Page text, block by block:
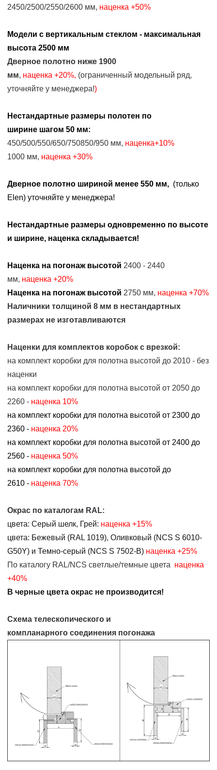
2450/2500/2550/2600 мм, наценка +50%
Модели с вертикальным стеклом - максимальная
высота 2500 мм
Дверное полотно ниже 1900
мм, наценка +20%, (ограниченный модельный ряд,
уточняйте у менеджера!)
Нестандартные размеры полотен по
ширине шагом 50 мм:
450/500/550/650/750850/950 мм, наценка+10%
1000 мм, наценка +30%
Дверное полотно шириной менее 550 мм, (только
Elen) уточняйте у менеджера!
Нестандартные размеры одновременно по высоте
и ширине, наценка складывается!
Наценка на погонаж высотой 2400 - 2440
мм, наценка +20%
Наценка на погонаж высотой 2750 мм, наценка +70%
Наличники толщиной 8 мм в нестандартных
размерах не изготавливаются
Наценки для комплектов коробок с врезкой:
на комплект коробки для полотна высотой до 2010 - без
наценки
на комплект коробки для полотна высотой от 2050 до
2260 - наценка 10%
на комплект коробки для полотна высотой от 2300 до
2360 - наценка 20%
на комплект коробки для полотна высотой от 2400 до
2560 - наценка 50%
на комплект коробки для полотна высотой до
2610 - наценка 70%
Окрас по каталогам RAL:
цвета: Серый шелк, Грей: наценка +15%
цвета: Бежевый (RAL 1019), Оливковый (NCS S 6010-
G50Y) и Темно-серый (NCS S 7502-B) наценка +25%
По каталогу RAL/NCS светлые/темные цвета наценка
+40%
В черные цвета окрас не производится!
Схема телескопического и
компланарного соединения погонажа